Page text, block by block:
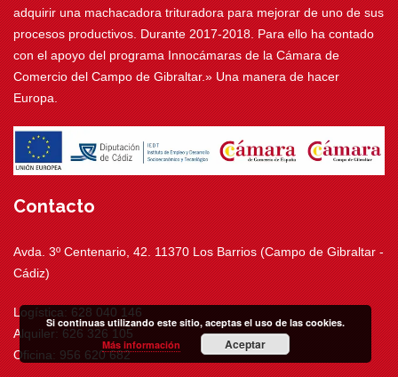
adquirir una machacadora trituradora para mejorar de uno de sus
procesos productivos. Durante 2017-2018. Para ello ha contado
con el apoyo del programa Innocámaras de la Cámara de
Comercio del Campo de Gibraltar.» Una manera de hacer
Europa.
Contacto
Avda. 3º Centenario, 42. 11370 Los Barrios (Campo de Gibraltar -
Cádiz)
Logística: 628 040 146
Alquiler: 626 326 105
Oficina: 956 620 682
Si continuas utilizando este sitio, aceptas el uso de las cookies.
Más información
Aceptar